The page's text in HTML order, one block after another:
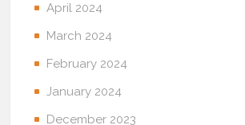
April 2024
March 2024
February 2024
January 2024
December 2023